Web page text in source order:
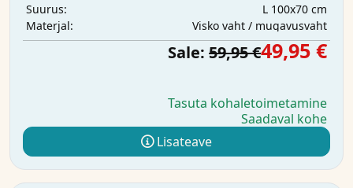
Suurus:
L 100x70 cm
Materjal:
Visko vaht / mugavusvaht
Sale: 59,95 €49,95 €
Tasuta kohaletoimetamine
Saadaval kohe
Lisateave